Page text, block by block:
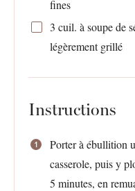
fines
3 cuil. à soupe de
légèrement grillé
Instructions
Porter à ébullition
casserole, puis y
5 minutes, en